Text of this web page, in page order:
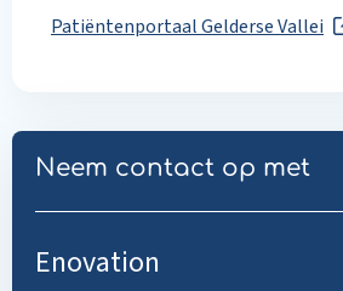
Patiëntenportaal Gelderse Vallei
Neem contact op met
Enovation